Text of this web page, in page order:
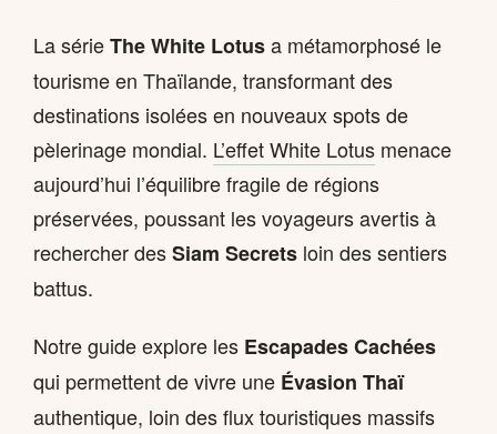
La sérieThe White Lotusa métamorphosé le
tourisme en Thaïlande, transformant des
destinations isolées en nouveaux spots de
pèlerinage mondial. L’effet White Lotus menace
aujourd’hui l’équilibre fragile de régions
préservées, poussant les voyageurs avertis à
rechercher desSiam Secrets loin des sentiers
battus.
Notre guide explore les Escapades Cachées
qui permettent de vivre une Évasion Thaï
authentique, loin des flux touristiques massifs